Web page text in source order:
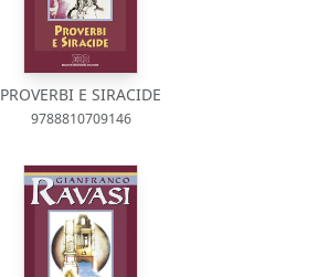
PROVERBI E SIRACIDE
9788810709146